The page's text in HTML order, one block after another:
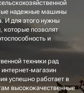
надежные машины
И для этого нужны
которые позволят
и
техники рад
магазин
успешно работает в
высококачественные